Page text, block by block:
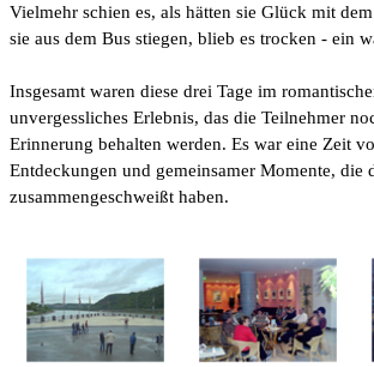
Vielmehr schien es, als hätten sie Glück mit
sie aus dem Bus stiegen, blieb es trocken - ein
Insgesamt waren diese drei Tage im
unvergessliches Erlebnis, das die Teilnehmer
Erinnerung behalten werden. Es war eine Zeit
Entdeckungen und gemeinsamer Momente, die
zusammengeschweißt haben.